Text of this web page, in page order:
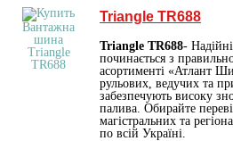
Triangle TR688
Triangle TR688-
починається з
асортименті «Атлант
рульових, ведучих та
забезпечують високу
палива. Обирайте
магістральних та
по всій Україні.